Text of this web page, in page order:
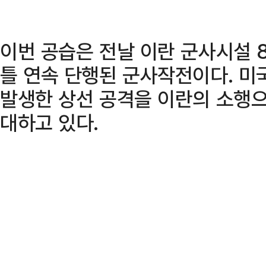
이번 공습은 전날 이란 군사시
틀 연속 단행된 군사작전이다.
발생한 상선 공격을 이란의 소행
대하고 있다.